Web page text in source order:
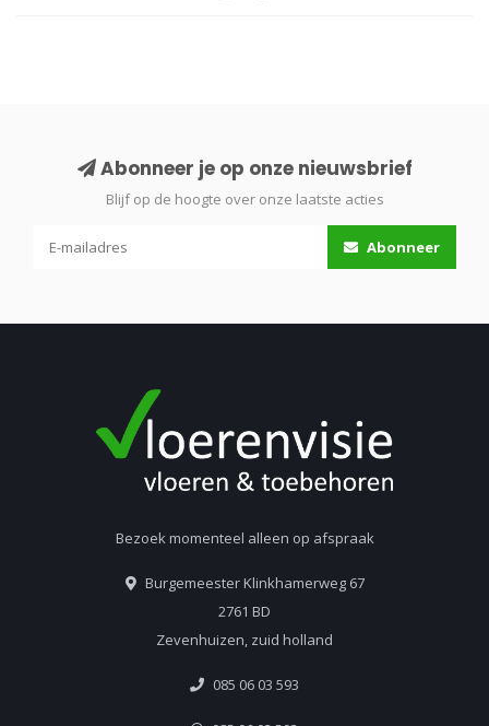
Abonneer je op onze nieuwsbrief
Blijf op de hoogte over onze laatste acties
Abonneer
Bezoek momenteel alleen op afspraak
Burgemeester Klinkhamerweg 67
2761 BD
Zevenhuizen, zuid holland
085 06 03 593